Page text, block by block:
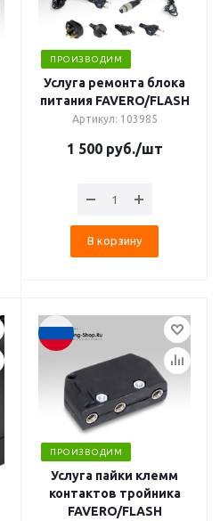
ПРОИЗВОДИМ
Услуга ремонта блока
питания FAVERO/FLASH
Артикул: 103985
1 500руб./шт
В корзину
ПРОИЗВОДИМ
Услуга пайки клемм
контактов тройника
FAVERO/FLASH